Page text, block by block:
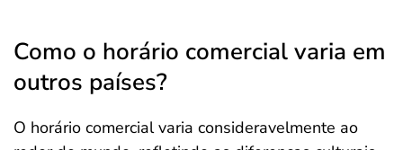
Como o horário comercial varia em
outros países?
O horário comercial varia consideravelmente ao